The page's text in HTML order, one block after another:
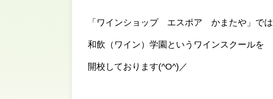
「ワインショップ エスポア かまたや」では
和飲（ワイン）学園というワインスクールを
開校しております(^O^)／